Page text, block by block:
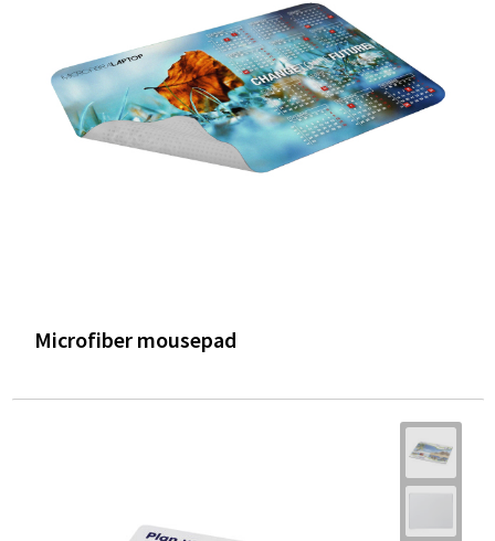
Microfiber mousepad